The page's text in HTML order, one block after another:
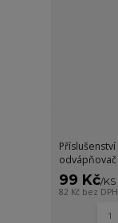
Příslušenství
odvápňovač
99 Kč/KS
82 Kč bez DPH